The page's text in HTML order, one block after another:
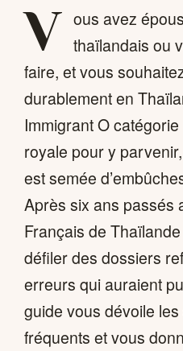
V ous avez
thaïlandais ou
faire, et vous
durablement en
Immigrant O
royale pour y
est semée
Après six ans passés
Français de Thaïlande
défiler des dossiers
erreurs qui auraient
guide vous dévoile
fréquents et vous